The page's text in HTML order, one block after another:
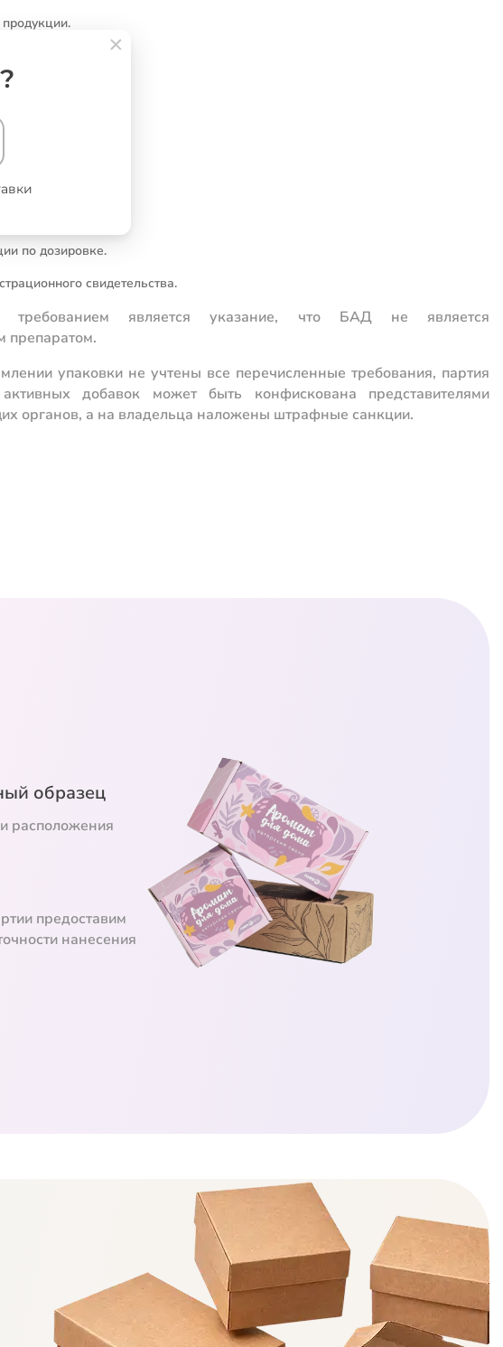
импортере.
по дозировке.
свидетельства.
требованием является указание, что БАД не является
препаратом.
упаковки не учтены все перечисленные требования, партия
активных добавок может быть конфискована представителями
органов, а на владельца наложены штрафные санкции.
образец
расположения
предоставим
нанесения